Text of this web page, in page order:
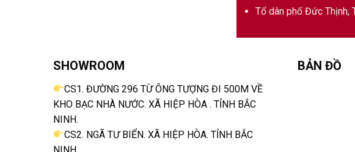
Tổ dân phố Đức Thịnh,
SHOWROOM
CS1. ĐƯỜNG 296 TỪ ÔNG TƯỢNG ĐI 500M VỀ
KHO BẠC NHÀ NƯỚC. XÃ HIỆP HÒA . TỈNH BẮC
NINH.
CS2. NGÃ TƯ BIỂN. XÃ HIỆP HÒA. TỈNH BẮC
NINH.
BẢN ĐỒ